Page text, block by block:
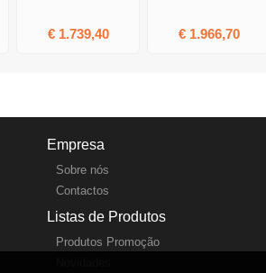
€ 1.739,40 € 1.966,70
Empresa
Sobre nós
Contactos
Listas de Produtos
Produtos Promoção